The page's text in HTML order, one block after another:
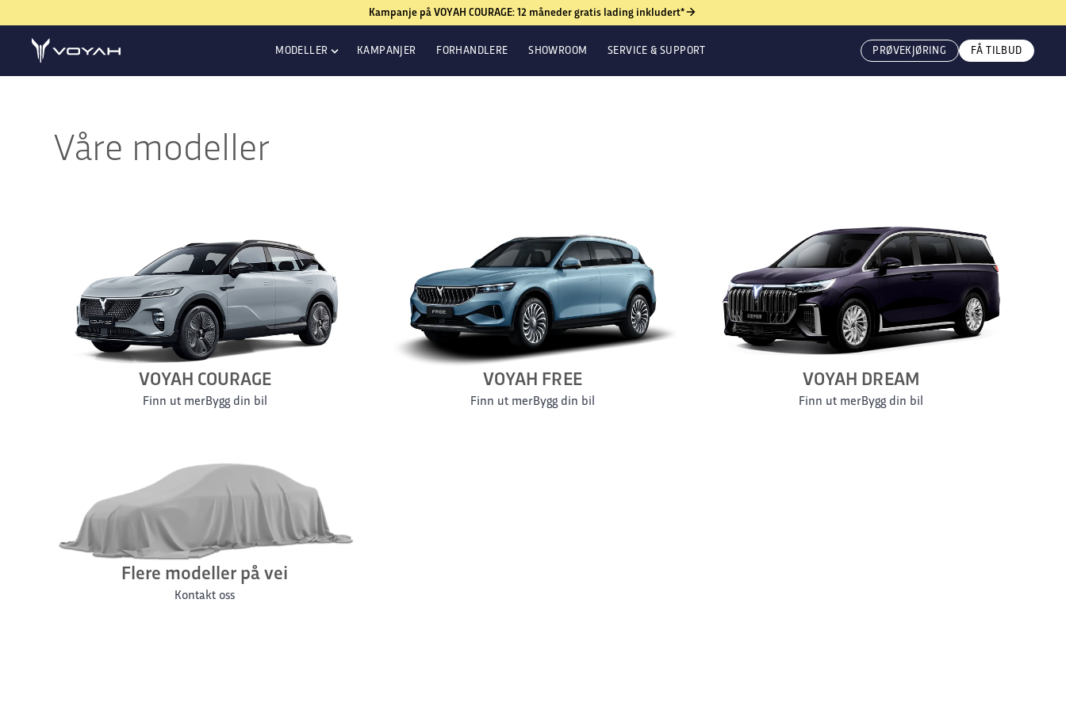
Kampanje på VOYAH COURAGE: 12 måneder gratis lading inkludert*
MODELLER KAMPANJER FORHANDLERE SHOWROOM SERVICE & SUPPORT PRØVEKJØRING FÅ TILBUD
Våre modeller
VOYAH COURAGE
Finn ut merBygg din bil
VOYAH FREE
Finn ut merBygg din bil
VOYAH DREAM
Finn ut merBygg din bil
Flere modeller på vei
Kontakt oss